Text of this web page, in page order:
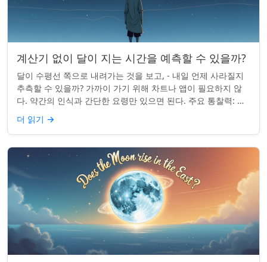
계산기 없이 달이 지는 시간을 예측할 수 있을까?
달이 수평선 쪽으로 내려가는 것을 보고, - 내일 언제 사라질지
추측할 수 있을까? 가까이 가기 위해 차트나 앱이 필요하지 않
다. 약간의 인식과 간단한 요령만 있으면 된다. 주요 통찰력: 오
늘의 달 뜨는 시간을 알고...
더 읽기 →